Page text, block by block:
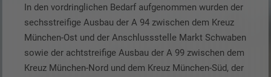
In den vordringlichen Bedarf aufgenommen wurden der
sechsstreifige Ausbau der A 94 zwischen dem Kreuz
München-Ost und der Anschlussstelle Markt Schwaben
sowie der achtstreifige Ausbau der A 99 zwischen dem
Kreuz München-Nord und dem Kreuz München-Süd, der